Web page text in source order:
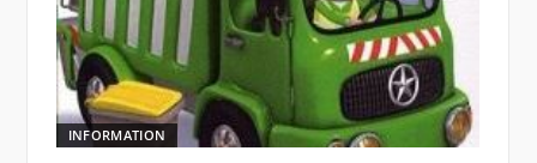
INFORMATION